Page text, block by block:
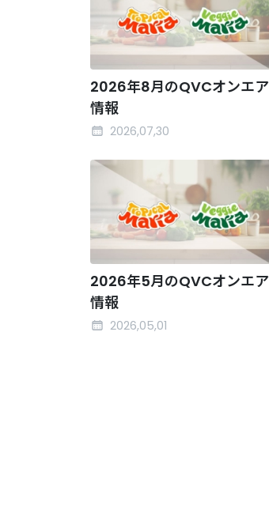
2026年8月のQVCオンエア
情報
2026,07,30
2026年5月のQVCオンエア
情報
2026,05,01